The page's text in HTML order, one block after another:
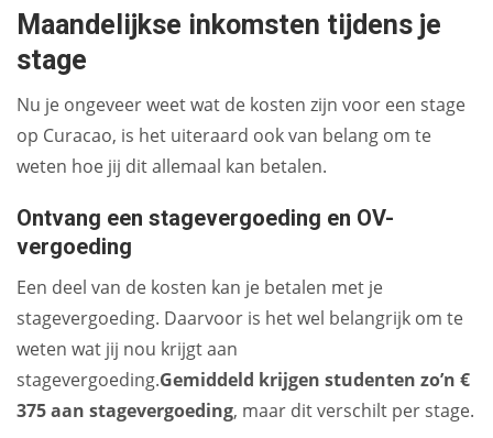
Maandelijkse inkomsten tijdens je
stage
Nu je ongeveer weet wat de kosten zijn voor een stage
op Curacao, is het uiteraard ook van belang om te
weten hoe jij dit allemaal kan betalen.
Ontvang een stagevergoeding en OV-
vergoeding
Een deel van de kosten kan je betalen met je
stagevergoeding. Daarvoor is het wel belangrijk om te
weten wat jij nou krijgt aan
stagevergoeding.Gemiddeld krijgen studenten zo’n €
375 aan stagevergoeding, maar dit verschilt per stage.